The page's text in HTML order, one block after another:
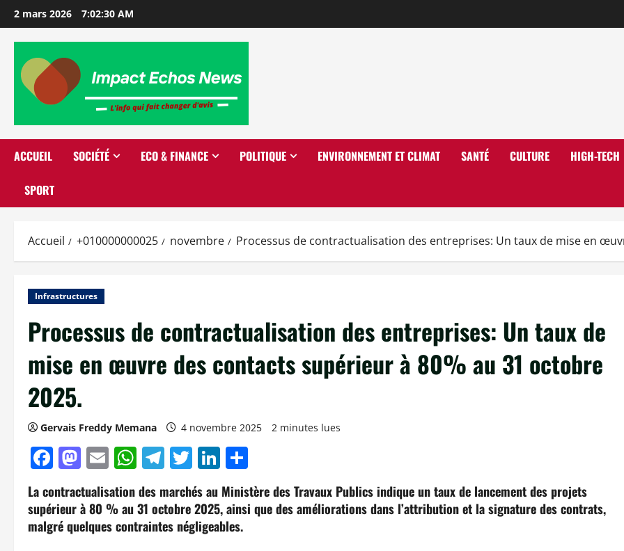
2 mars 2026 7:02:31 AM
ACCUEIL SOCIÉTÉ ECO & FINANCE POLITIQUE ENVIRONNEMENT ET CLIMAT SANTÉ CULTURE HIGH-TECH
SPORT
Accueil +010000000025 novembre Processus de contractualisation des entreprises: Un taux de mise en
Infrastructures
Processus de contractualisation des entreprises: Un taux de
mise en œuvre des contacts supérieur à 80% au 31 octobre
2025.
Gervais Freddy Memana 4 novembre 2025 2 minutes lues
Facebook
Mastodon
EmailWhatsApp
Telegram
TwitterLinkedIn
La contractualisation des marchés au Ministère des Travaux Publics indique un taux de lancement des projets
supérieur à 80 % au 31 octobre 2025, ainsi que des améliorations dans l’attribution et la signature des contrats,
malgré quelques contraintes négligeables.